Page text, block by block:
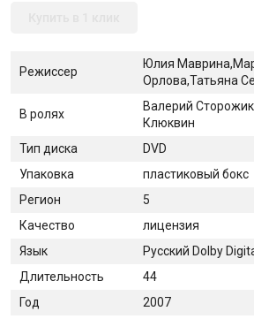
Режиссер
Юлия
Орлова,Татьяна
В ролях
Валерий
Клюквин
Тип диска
DVD
Упаковка
пластиковый бокс
Регион
5
Качество
лицензия
Язык
Русский Dolby
Длительность
44
Год
2007